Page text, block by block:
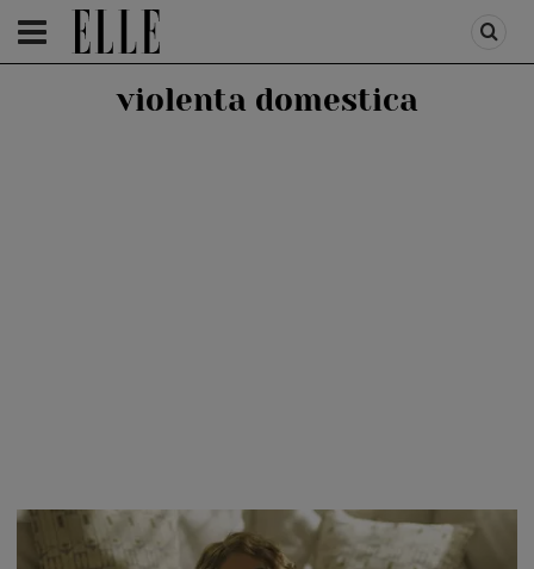
HOMEPAGE /LIFESTYLE
violenta domestica